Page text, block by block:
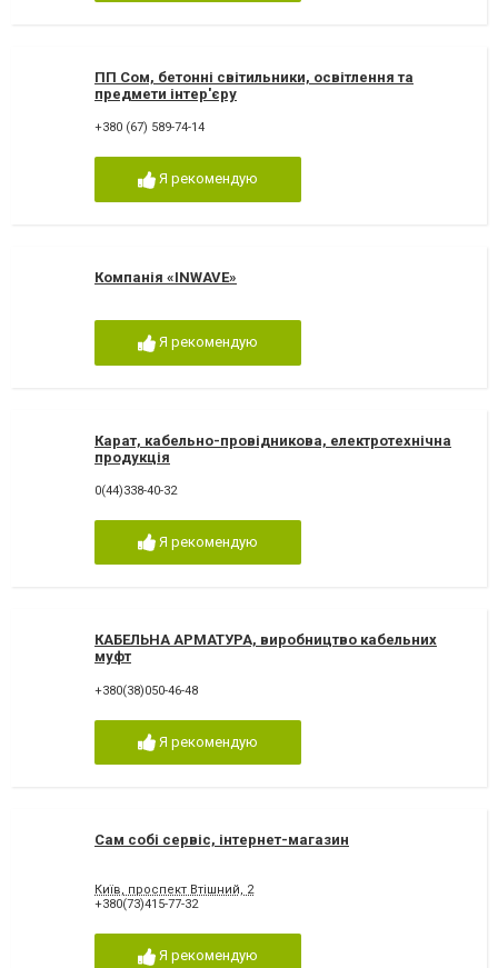
ПП Сом, бетонні світильники, освітлення та
предмети інтер'єру
+380 (67) 589-74-14
Я рекомендую
Компанія «INWAVE»
Я рекомендую
Карат, кабельно-провідникова, електротехнічна
продукція
0(44)338-40-32
Я рекомендую
КАБЕЛЬНА АРМАТУРА, виробництво кабельних
муфт
+380(38)050-46-48
Я рекомендую
Сам собі сервіс, інтернет-магазин
Київ, проспект Втішний, 2
+380(73)415-77-32
Я рекомендую